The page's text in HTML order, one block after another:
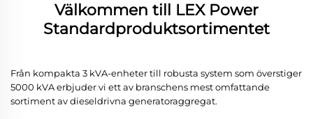
Välkommen till LEX Power
Standardproduktsortimentet
Från kompakta 3 kVA-enheter till robusta system som överstiger
5000 kVA erbjuder vi ett av branschens mest omfattande
sortiment av dieseldrivna generatoraggregat.